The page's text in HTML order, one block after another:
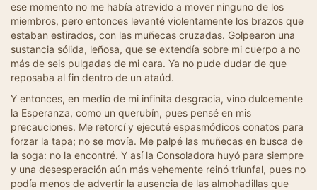
ese momento no me había atrevido a mover ninguno de los
miembros, pero entonces levanté violentamente los brazos que
estaban estirados, con las muñecas cruzadas. Golpearon una
sustancia sólida, leñosa, que se extendía sobre mi cuerpo a no
más de seis pulgadas de mi cara. Ya no pude dudar de que
reposaba al fin dentro de un ataúd.
Y entonces, en medio de mi infinita desgracia, vino dulcemente
la Esperanza, como un querubín, pues pensé en mis
precauciones. Me retorcí y ejecuté espasmódicos conatos para
forzar la tapa; no se movía. Me palpé las muñecas en busca de
la soga: no la encontré. Y así la Consoladora huyó para siempre
y una desesperación aún más vehemente reinó triunfal, pues no
podía menos de advertir la ausencia de las almohadillas que